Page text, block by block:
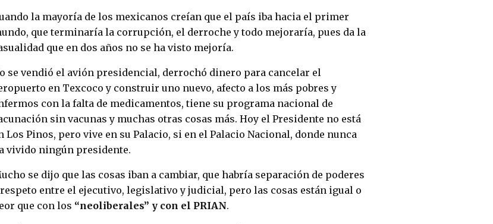
la mayoría de los mexicanos creían que el país iba hacia el primer
que terminaría la corrupción, el derroche y todo mejoraría, pues da la
que en dos años no se ha visto mejoría.
se vendió el avión presidencial, derrochó dinero para cancelar el
en Texcoco y construir uno nuevo, afecto a los más pobres y
con la falta de medicamentos, tiene su programa nacional de
sin vacunas y muchas otras cosas más. Hoy el Presidente no está
Los Pinos, pero vive en su Palacio, si en el Palacio Nacional, donde nunca
vivido ningún presidente.
se dijo que las cosas iban a cambiar, que habría separación de poderes
entre el ejecutivo, legislativo y judicial, pero las cosas están igual o
que con los “neoliberales” y con el PRIAN.